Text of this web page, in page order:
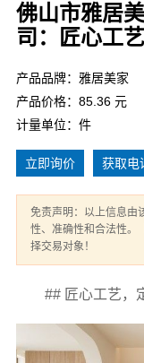
佛山市雅居
司：匠心工
产品品牌：雅居美家
产品价格：85.36 元
计量单位：件
立即询价 获取电
免责声明：以上信息由
性、准确性和合法性。
择交易对象！
## 匠心工艺，